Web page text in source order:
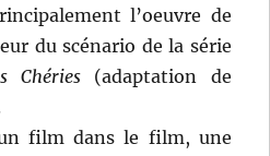
l’oeuvre de
du scénario de la série
Chéries (adaptation de
film dans le film, une